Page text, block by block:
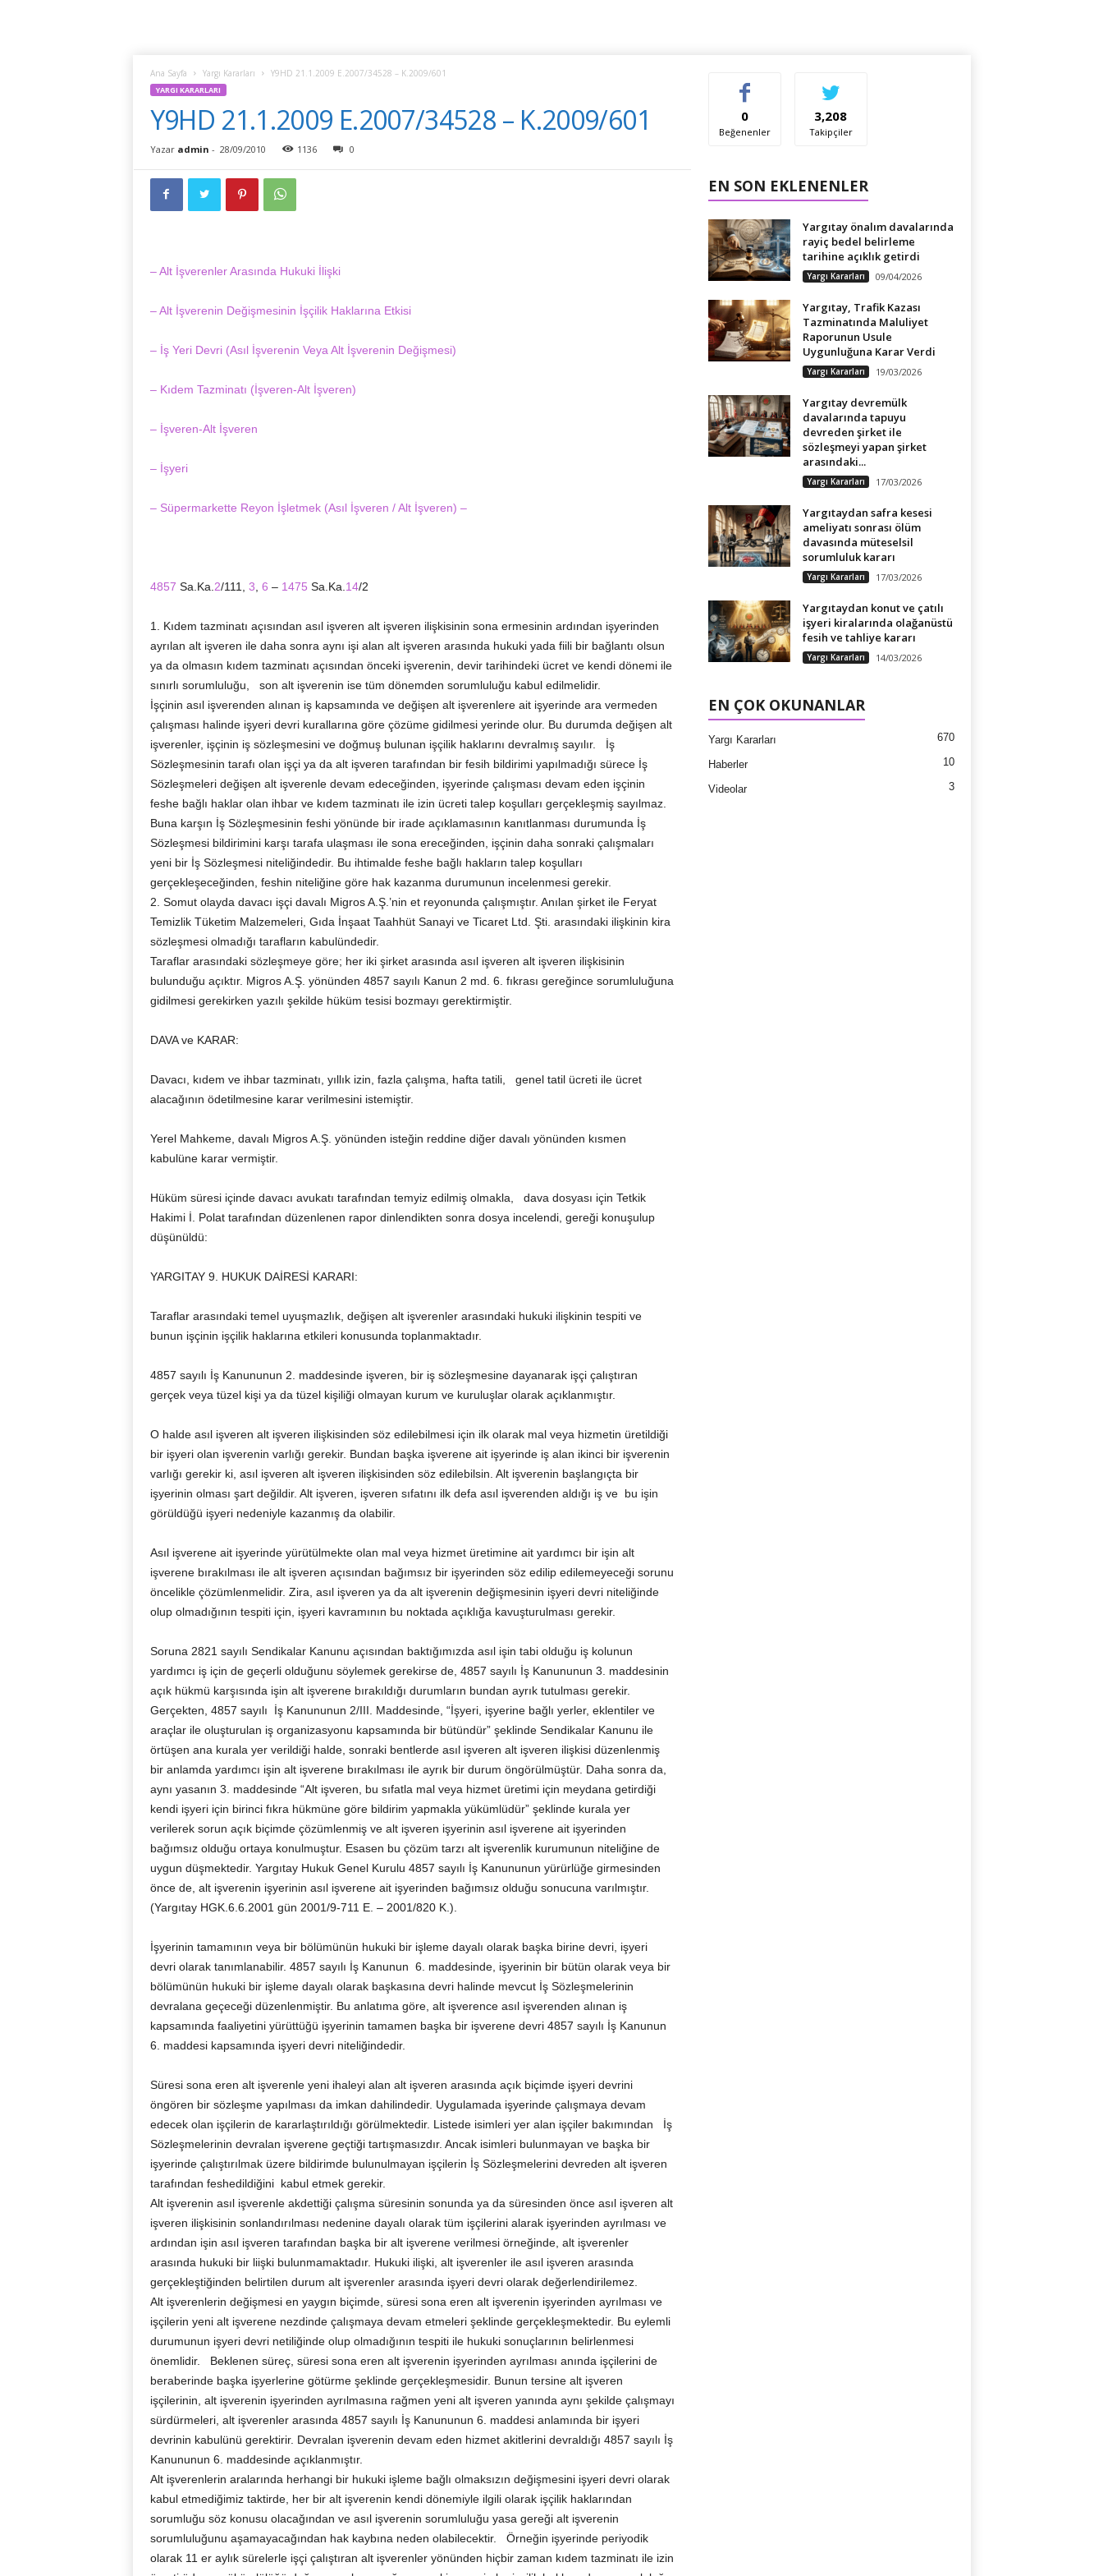
Ana Sayfa Yargı Kararları Y9HD 21.1.2009 E.2007/34528 – K.2009/601
YARGI KARARLARI
Y9HD 21.1.2009 E.2007/34528 – K.2009/601
Yazar admin - 28/09/2010 1136 0
– Alt İşverenler Arasında Hukuki İlişki
– Alt İşverenin Değişmesinin İşçilik Haklarına Etkisi
– İş Yeri Devri (Asıl İşverenin Veya Alt İşverenin Değişmesi)
– Kıdem Tazminatı (İşveren-Alt İşveren)
– İşveren-Alt İşveren
– İşyeri
– Süpermarkette Reyon İşletmek (Asıl İşveren / Alt İşveren) –
4857 Sa.Ka. 2/111, 3 6 – 1475 Sa.Ka. 14/2
1. Kıdem tazminatı açısından asıl işveren alt işveren ilişkisinin sona ermesinin ardından işyerinden
ayrılan alt işveren ile daha sonra aynı işi alan alt işveren arasında hukuki yada fiili bir bağlantı olsun
ya da olmasın kıdem tazminatı açısından önceki işverenin, devir tarihindeki ücret ve kendi dönemi ile
sınırlı sorumluluğu, son alt işverenin ise tüm dönemden sorumluluğu kabul edilmelidir.
İşçinin asıl işverenden alınan iş kapsamında ve değişen alt işverenlere ait işyerinde ara vermeden
çalışması halinde işyeri devri kurallarına göre çözüme gidilmesi yerinde olur. Bu durumda değişen alt
işverenler, işçinin iş sözleşmesini ve doğmuş bulunan işçilik haklarını devralmış sayılır. İş
Sözleşmesinin tarafı olan işçi ya da alt işveren tarafından bir fesih bildirimi yapılmadığı sürece İş
Sözleşmeleri değişen alt işverenle devam edeceğinden, işyerinde çalışması devam eden işçinin
feshe bağlı haklar olan ihbar ve kıdem tazminatı ile izin ücreti talep koşulları gerçekleşmiş sayılmaz.
Buna karşın İş Sözleşmesinin feshi yönünde bir irade açıklamasının kanıtlanması durumunda İş
Sözleşmesi bildirimini karşı tarafa ulaşması ile sona ereceğinden, işçinin daha sonraki çalışmaları
yeni bir İş Sözleşmesi niteliğindedir. Bu ihtimalde feshe bağlı hakların talep koşulları
gerçekleşeceğinden, feshin niteliğine göre hak kazanma durumunun incelenmesi gerekir.
2. Somut olayda davacı işçi davalı Migros A.Ş.’nin et reyonunda çalışmıştır. Anılan şirket ile Feryat
Temizlik Tüketim Malzemeleri, Gıda İnşaat Taahhüt Sanayi ve Ticaret Ltd. Şti. arasındaki ilişkinin kira
sözleşmesi olmadığı tarafların kabulündedir.
Taraflar arasındaki sözleşmeye göre; her iki şirket arasında asıl işveren alt işveren ilişkisinin
bulunduğu açıktır. Migros A.Ş. yönünden 4857 sayılı Kanun 2 md. 6. fıkrası gereğince sorumluluğuna
gidilmesi gerekirken yazılı şekilde hüküm tesisi bozmayı gerektirmiştir.
DAVA ve KARAR:
Davacı, kıdem ve ihbar tazminatı, yıllık izin, fazla çalışma, hafta tatili, genel tatil ücreti ile ücret
alacağının ödetilmesine karar verilmesini istemiştir.
Yerel Mahkeme, davalı Migros A.Ş. yönünden isteğin reddine diğer davalı yönünden kısmen
kabulüne karar vermiştir.
Hüküm süresi içinde davacı avukatı tarafından temyiz edilmiş olmakla, dava dosyası için Tetkik
Hakimi İ. Polat tarafından düzenlenen rapor dinlendikten sonra dosya incelendi, gereği konuşulup
düşünüldü:
YARGITAY 9. HUKUK DAİRESİ KARARI:
Taraflar arasındaki temel uyuşmazlık, değişen alt işverenler arasındaki hukuki ilişkinin tespiti ve
bunun işçinin işçilik haklarına etkileri konusunda toplanmaktadır.
4857 sayılı İş Kanununun 2. maddesinde işveren, bir iş sözleşmesine dayanarak işçi çalıştıran
gerçek veya tüzel kişi ya da tüzel kişiliği olmayan kurum ve kuruluşlar olarak açıklanmıştır.
O halde asıl işveren alt işveren ilişkisinden söz edilebilmesi için ilk olarak mal veya hizmetin üretildiği
bir işyeri olan işverenin varlığı gerekir. Bundan başka işverene ait işyerinde iş alan ikinci bir işverenin
varlığı gerekir ki, asıl işveren alt işveren ilişkisinden söz edilebilsin. Alt işverenin başlangıçta bir
işyerinin olması şart değildir. Alt işveren, işveren sıfatını ilk defa asıl işverenden aldığı iş ve bu işin
görüldüğü işyeri nedeniyle kazanmış da olabilir.
Asıl işverene ait işyerinde yürütülmekte olan mal veya hizmet üretimine ait yardımcı bir işin alt
işverene bırakılması ile alt işveren açısından bağımsız bir işyerinden söz edilip edilemeyeceği sorunu
öncelikle çözümlenmelidir. Zira, asıl işveren ya da alt işverenin değişmesinin işyeri devri niteliğinde
olup olmadığının tespiti için, işyeri kavramının bu noktada açıklığa kavuşturulması gerekir.
Soruna 2821 sayılı Sendikalar Kanunu açısından baktığımızda asıl işin tabi olduğu iş kolunun
yardımcı iş için de geçerli olduğunu söylemek gerekirse de, 4857 sayılı İş Kanununun 3. maddesinin
açık hükmü karşısında işin alt işverene bırakıldığı durumların bundan ayrık tutulması gerekir.
Gerçekten, 4857 sayılı İş Kanununun 2/III. Maddesinde, “İşyeri, işyerine bağlı yerler, eklentiler ve
araçlar ile oluşturulan iş organizasyonu kapsamında bir bütündür” şeklinde Sendikalar Kanunu ile
örtüşen ana kurala yer verildiği halde, sonraki bentlerde asıl işveren alt işveren ilişkisi düzenlenmiş
bir anlamda yardımcı işin alt işverene bırakılması ile ayrık bir durum öngörülmüştür. Daha sonra da,
aynı yasanın 3. maddesinde “Alt işveren, bu sıfatla mal veya hizmet üretimi için meydana getirdiği
kendi işyeri için birinci fıkra hükmüne göre bildirim yapmakla yükümlüdür” şeklinde kurala yer
verilerek sorun açık biçimde çözümlenmiş ve alt işveren işyerinin asıl işverene ait işyerinden
bağımsız olduğu ortaya konulmuştur. Esasen bu çözüm tarzı alt işverenlik kurumunun niteliğine de
uygun düşmektedir. Yargıtay Hukuk Genel Kurulu 4857 sayılı İş Kanununun yürürlüğe girmesinden
önce de, alt işverenin işyerinin asıl işverene ait işyerinden bağımsız olduğu sonucuna varılmıştır.
(Yargıtay HGK.6.6.2001 gün 2001/9-711 E. – 2001/820 K.).
İşyerinin tamamının veya bir bölümünün hukuki bir işleme dayalı olarak başka birine devri, işyeri
devri olarak tanımlanabilir. 4857 sayılı İş Kanunun 6. maddesinde, işyerinin bir bütün olarak veya bir
bölümünün hukuki bir işleme dayalı olarak başkasına devri halinde mevcut İş Sözleşmelerinin
devralana geçeceği düzenlenmiştir. Bu anlatıma göre, alt işverence asıl işverenden alınan iş
kapsamında faaliyetini yürüttüğü işyerinin tamamen başka bir işverene devri 4857 sayılı İş Kanunun
6. maddesi kapsamında işyeri devri niteliğindedir.
Süresi sona eren alt işverenle yeni ihaleyi alan alt işveren arasında açık biçimde işyeri devrini
öngören bir sözleşme yapılması da imkan dahilindedir. Uygulamada işyerinde çalışmaya devam
edecek olan işçilerin de kararlaştırıldığı görülmektedir. Listede isimleri yer alan işçiler bakımından İş
Sözleşmelerinin devralan işverene geçtiği tartışmasızdır. Ancak isimleri bulunmayan ve başka bir
işyerinde çalıştırılmak üzere bildirimde bulunulmayan işçilerin İş Sözleşmelerini devreden alt işveren
tarafından feshedildiğini kabul etmek gerekir.
Alt işverenin asıl işverenle akdettiği çalışma süresinin sonunda ya da süresinden önce asıl işveren alt
işveren ilişkisinin sonlandırılması nedenine dayalı olarak tüm işçilerini alarak işyerinden ayrılması ve
ardından işin asıl işveren tarafından başka bir alt işverene verilmesi örneğinde, alt işverenler
arasında hukuki bir liişki bulunmamaktadır. Hukuki ilişki, alt işverenler ile asıl işveren arasında
gerçekleştiğinden belirtilen durum alt işverenler arasında işyeri devri olarak değerlendirilemez.
Alt işverenlerin değişmesi en yaygın biçimde, süresi sona eren alt işverenin işyerinden ayrılması ve
işçilerin yeni alt işverene nezdinde çalışmaya devam etmeleri şeklinde gerçekleşmektedir. Bu eylemli
durumunun işyeri devri netiliğinde olup olmadığının tespiti ile hukuki sonuçlarının belirlenmesi
önemlidir. Beklenen süreç, süresi sona eren alt işverenin işyerinden ayrılması anında işçilerini de
beraberinde başka işyerlerine götürme şeklinde gerçekleşmesidir. Bunun tersine alt işveren
işçilerinin, alt işverenin işyerinden ayrılmasına rağmen yeni alt işveren yanında aynı şekilde çalışmayı
sürdürmeleri, alt işverenler arasında 4857 sayılı İş Kanununun 6. maddesi anlamında bir işyeri
devrinin kabulünü gerektirir. Devralan işverenin devam eden hizmet akitlerini devraldığı 4857 sayılı İş
Kanununun 6. maddesinde açıklanmıştır.
Alt işverenlerin aralarında herhangi bir hukuki işleme bağlı olmaksızın değişmesini işyeri devri olarak
kabul etmediğimiz taktirde, her bir alt işverenin kendi dönemiyle ilgili olarak işçilik haklarından
sorumluğu söz konusu olacağından ve asıl işverenin sorumluluğu yasa gereği alt işverenin
sorumluluğunu aşamayacağından hak kaybına neden olabilecektir. Örneğin işyerinde periyodik
olarak 11 er aylık sürelerle işçi çalıştıran alt işverenler yönünden hiçbir zaman kıdem tazminatı ile izin
0
Beğenenler
3,208
Takipçiler
EN SON EKLENENLER
Yargıtay önalım davalarında
rayiç bedel belirleme
tarihine açıklık getirdi
Yargı Kararları 09/04/2026
Yargıtay, Trafik Kazası
Tazminatında Maluliyet
Raporunun Usule
Uygunluğuna Karar Verdi
Yargı Kararları 19/03/2026
Yargıtay devremülk
davalarında tapuyu
devreden şirket ile
sözleşmeyi yapan şirket
arasındaki...
Yargı Kararları 17/03/2026
Yargıtaydan safra kesesi
ameliyatı sonrası ölüm
davasında müteselsil
sorumluluk kararı
Yargı Kararları 17/03/2026
Yargıtaydan konut ve çatılı
işyeri kiralarında olağanüstü
fesih ve tahliye kararı
Yargı Kararları 14/03/2026
EN ÇOK OKUNANLAR
Yargı Kararları 670
Haberler 10
Videolar 3